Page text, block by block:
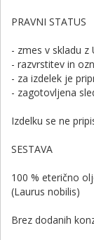
PRAVNI STATUS
- zmes v skladu z
- razvrstitev in
- za izdelek je
- zagotovljena
Izdelku se ne
SESTAVA
100 % eterično
(Laurus nobilis)
Brez dodanih